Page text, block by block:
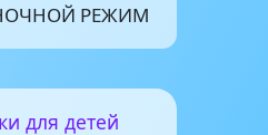
РЕЖИМ
для детей